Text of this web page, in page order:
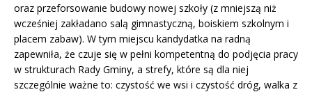
oraz przeforsowanie budowy nowej szkoły (z mniejszą niż
wcześniej zakładano salą gimnastyczną, boiskiem szkolnym i
placem zabaw). W tym miejscu kandydatka na radną
zapewniła, że czuje się w pełni kompetentną do podjęcia pracy
w strukturach Rady Gminy, a strefy, które są dla niej
szczególnie ważne to: czystość we wsi i czystość dróg, walka z